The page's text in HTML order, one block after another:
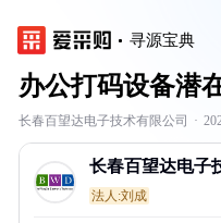
寻源宝典
办公打码设备潜
长春百望达电子技术有限公司 ·
长春百望达电子
法人:刘成